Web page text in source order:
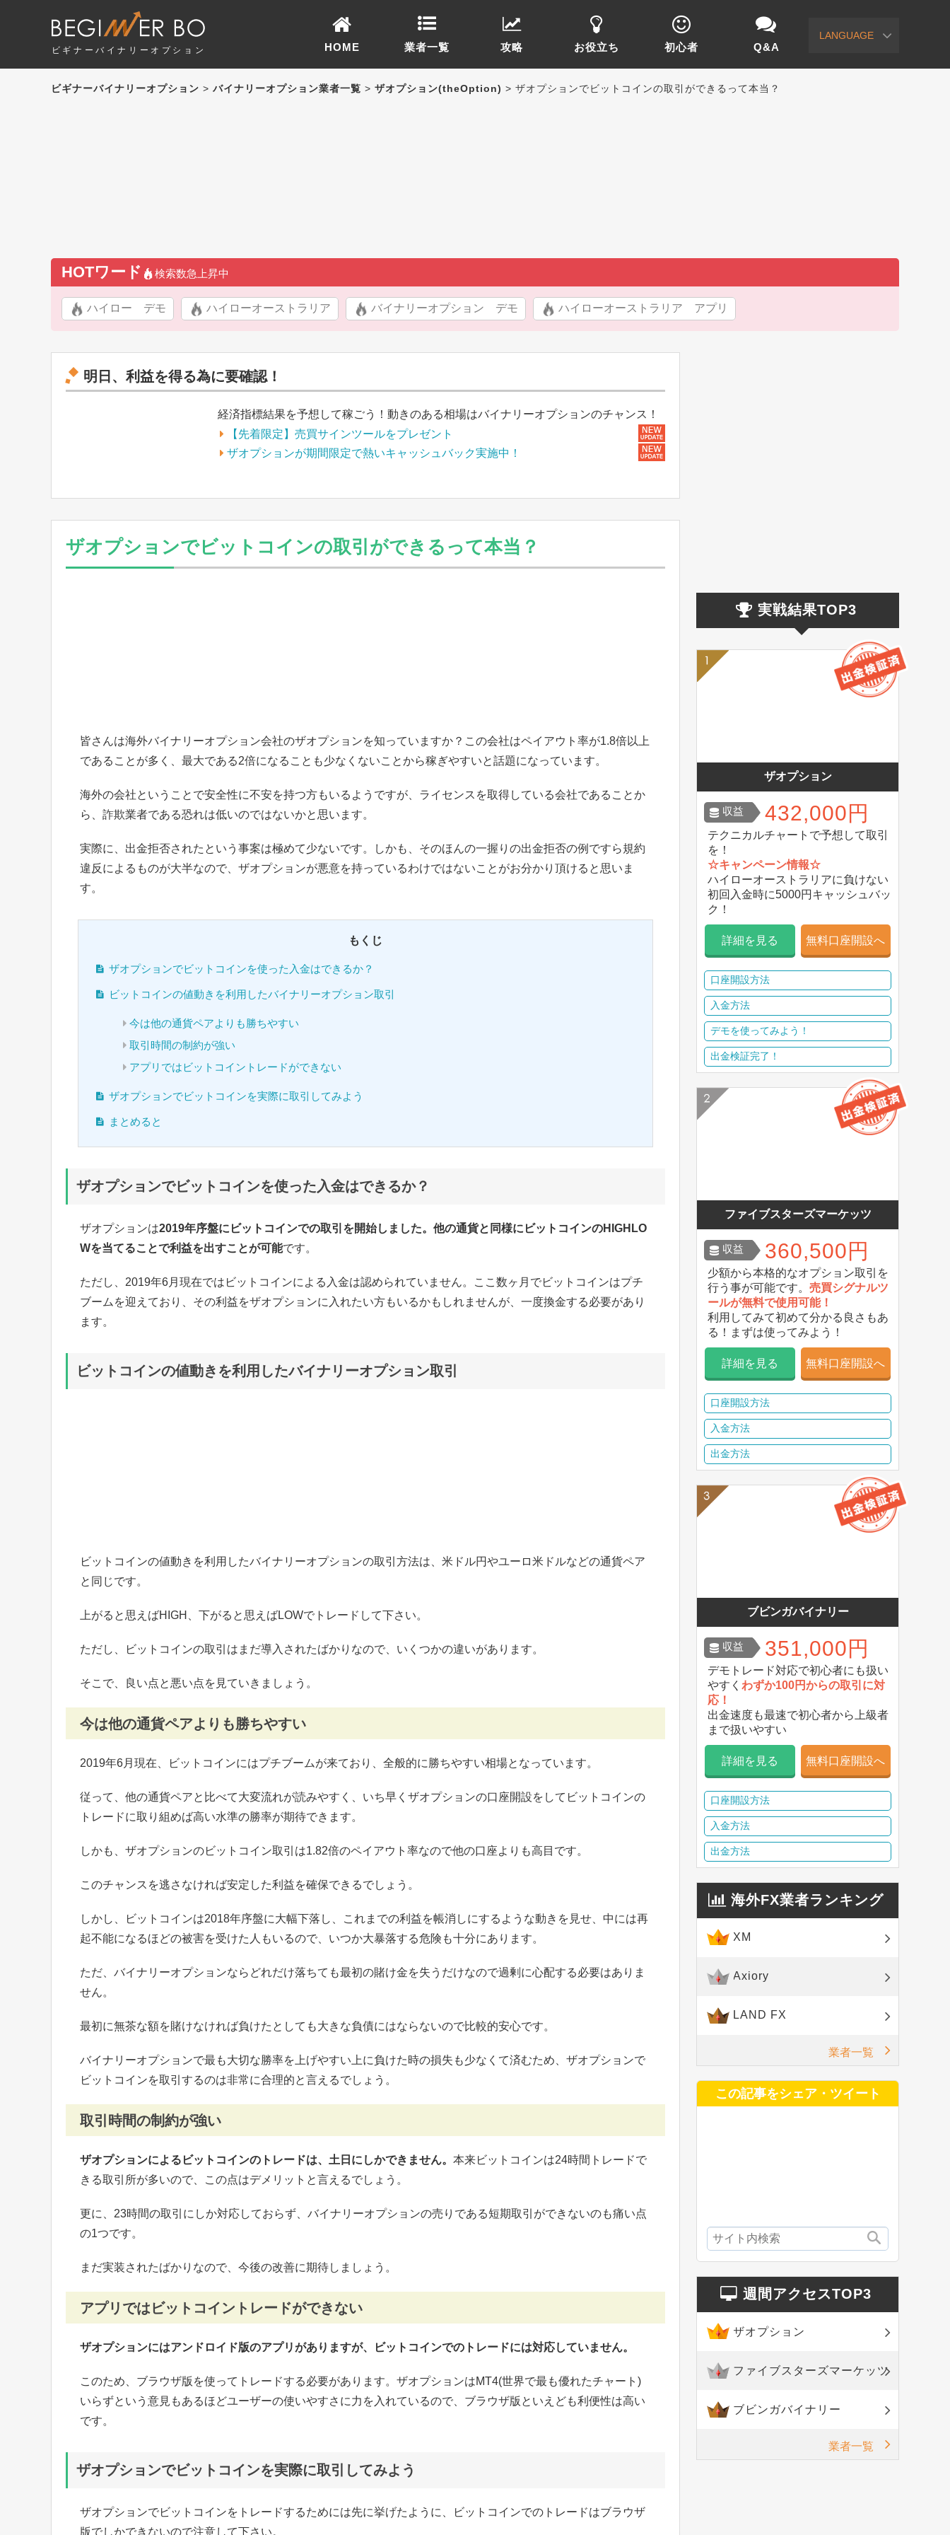
ビギナーバイナリーオプション
LANGUAGE
HOME 業者一覧 攻略 お役立ち 初心者 Q&A
ビギナーバイナリーオプション > バイナリーオプション業者一覧 > ザオプション(theOption) > ザオプションでビットコインの取引ができるって本当？
HOTワード 検索数急上昇中
ハイロー デモ ハイローオーストラリア バイナリーオプション デモ ハイローオーストラリア アプリ
明日、利益を得る為に要確認！
経済指標結果を予想して稼ごう！動きのある相場はバイナリーオプションのチャンス！
【先着限定】売買サインツールをプレゼント
ザオプションが期間限定で熱いキャッシュバック実施中！
ザオプションでビットコインの取引ができるって本当？
皆さんは海外バイナリーオプション会社のザオプションを知っていますか？この会社はペイアウト率が1.8倍以上
であることが多く、最大である2倍になることも少なくないことから稼ぎやすいと話題になっています。
海外の会社ということで安全性に不安を持つ方もいるようですが、ライセンスを取得している会社であることか
ら、詐欺業者である恐れは低いのではないかと思います。
実際に、出金拒否されたという事案は極めて少ないです。しかも、そのほんの一握りの出金拒否の例ですら規約
違反によるものが大半なので、ザオプションが悪意を持っているわけではないことがお分かり頂けると思いま
す。
もくじ
ザオプションでビットコインを使った入金はできるか？
ビットコインの値動きを利用したバイナリーオプション取引
今は他の通貨ペアよりも勝ちやすい
取引時間の制約が強い
アプリではビットコイントレードができない
ザオプションでビットコインを実際に取引してみよう
まとめると
ザオプションでビットコインを使った入金はできるか？
ザオプションは2019年序盤にビットコインでの取引を開始しました。他の通貨と同様にビットコインのHIGHLO
Wを当てることで利益を出すことが可能です。
ただし、2019年6月現在ではビットコインによる入金は認められていません。ここ数ヶ月でビットコインはプチ
ブームを迎えており、その利益をザオプションに入れたい方もいるかもしれませんが、一度換金する必要があり
ます。
ビットコインの値動きを利用したバイナリーオプション取引
ビットコインの値動きを利用したバイナリーオプションの取引方法は、米ドル円やユーロ米ドルなどの通貨ペア
と同じです。
上がると思えばHIGH、下がると思えばLOWでトレードして下さい。
ただし、ビットコインの取引はまだ導入されたばかりなので、いくつかの違いがあります。
そこで、良い点と悪い点を見ていきましょう。
今は他の通貨ペアよりも勝ちやすい
2019年6月現在、ビットコインにはプチブームが来ており、全般的に勝ちやすい相場となっています。
従って、他の通貨ペアと比べて大変流れが読みやすく、いち早くザオプションの口座開設をしてビットコインの
トレードに取り組めば高い水準の勝率が期待できます。
しかも、ザオプションのビットコイン取引は1.82倍のペイアウト率なので他の口座よりも高目です。
このチャンスを逃さなければ安定した利益を確保できるでしょう。
しかし、ビットコインは2018年序盤に大幅下落し、これまでの利益を帳消しにするような動きを見せ、中には再
起不能になるほどの被害を受けた人もいるので、いつか大暴落する危険も十分にあります。
ただ、バイナリーオプションならどれだけ落ちても最初の賭け金を失うだけなので過剰に心配する必要はありま
せん。
最初に無茶な額を賭けなければ負けたとしても大きな負債にはならないので比較的安心です。
バイナリーオプションで最も大切な勝率を上げやすい上に負けた時の損失も少なくて済むため、ザオプションで
ビットコインを取引するのは非常に合理的と言えるでしょう。
取引時間の制約が強い
ザオプションによるビットコインのトレードは、土日にしかできません。 本来ビットコインは24時間トレードで
きる取引所が多いので、この点はデメリットと言えるでしょう。
更に、23時間の取引にしか対応しておらず、バイナリーオプションの売りである短期取引ができないのも痛い点
の1つです。
まだ実装されたばかりなので、今後の改善に期待しましょう。
アプリではビットコイントレードができない
ザオプションにはアンドロイド版のアプリがありますが、ビットコインでのトレードには対応していません。
このため、ブラウザ版を使ってトレードする必要があります。ザオプションはMT4(世界で最も優れたチャート)
いらずという意見もあるほどユーザーの使いやすさに力を入れているので、ブラウザ版といえども利便性は高い
です。
ザオプションでビットコインを実際に取引してみよう
ザオプションでビットコインをトレードするためには先に挙げたように、ビットコインでのトレードはブラウザ
版でしかできないので注意して下さい。
実戦結果TOP3
ザオプション
収益 432,000円
テクニカルチャートで予想して取引
を！
☆キャンペーン情報☆
ハイローオーストラリアに負けない
初回入金時に5000円キャッシュバッ
ク！
詳細を見る 無料口座開設へ
口座開設方法
入金方法
デモを使ってみよう！
出金検証完了！
ファイブスターズマーケッツ
収益 360,500円
少額から本格的なオプション取引を
行う事が可能です。 売買シグナルツ
ールが無料で使用可能！
利用してみて初めて分かる良さもあ
る！まずは使ってみよう！
詳細を見る 無料口座開設へ
口座開設方法
入金方法
出金方法
ブビンガバイナリー
収益 351,000円
デモトレード対応で初心者にも扱い
やすく わずか100円からの取引に対
応！
出金速度も最速で初心者から上級者
まで扱いやすい
詳細を見る 無料口座開設へ
口座開設方法
入金方法
出金方法
海外FX業者ランキング
XM
Axiory
LAND FX
業者一覧
この記事をシェア・ツイート
週間アクセスTOP3
ザオプション
ファイブスターズマーケッツ
ブビンガバイナリー
業者一覧